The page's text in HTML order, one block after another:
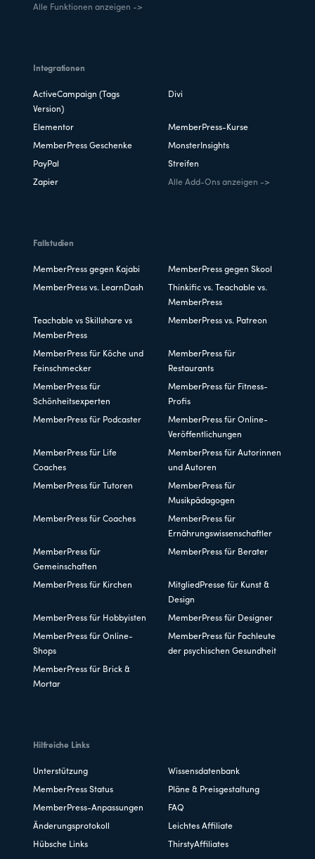
Alle Funktionen anzeigen ->
Integrationen
ActiveCampaign (Tags
Version)
Divi
Elementor MemberPress-Kurse
MemberPress Geschenke MonsterInsights
PayPal Streifen
Zapier Alle Add-Ons anzeigen ->
Fallstudien
MemberPress gegen Kajabi MemberPress gegen Skool
MemberPress vs. LearnDash
Thinkific vs. Teachable vs.
MemberPress
Teachable vs Skillshare vs
MemberPress
MemberPress vs. Patreon
MemberPress für Köche und
Feinschmecker
MemberPress für
Restaurants
MemberPress für
Schönheitsexperten
MemberPress für Fitness-
Profis
MemberPress für Podcaster
MemberPress für Online-
Veröffentlichungen
MemberPress für Life
Coaches
MemberPress für Autorinnen
und Autoren
MemberPress für Tutoren
MemberPress für
Musikpädagogen
MemberPress für Coaches
MemberPress für
Ernährungswissenschaftler
MemberPress für
Gemeinschaften
MemberPress für Berater
MemberPress für Kirchen
MitgliedPresse für Kunst &
Design
MemberPress für Hobbyisten MemberPress für Designer
MemberPress für Online-
Shops
MemberPress für Fachleute
der psychischen Gesundheit
MemberPress für Brick &
Mortar
Hilfreiche Links
Unterstützung Wissensdatenbank
MemberPress Status Pläne & Preisgestaltung
MemberPress-Anpassungen FAQ
Änderungsprotokoll Leichtes Affiliate
Hübsche Links ThirstyAffiliates